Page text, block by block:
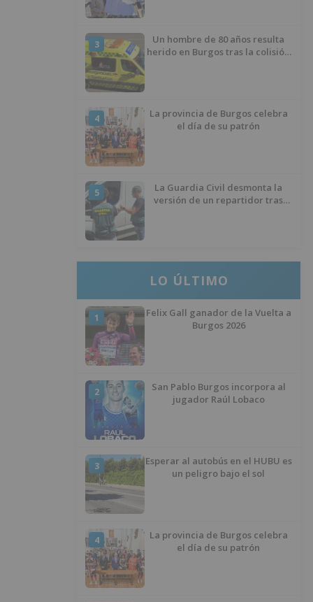
3
Un hombre de 80 años resulta
herido en Burgos tras la colisión
4
La provincia de Burgos celebra
el día de su patrón
5
La Guardia Civil desmonta la
versión de un repartidor tras
LO ÚLTIMO
1
Felix Gall ganador de la Vuelta a
Burgos 2026
2
San Pablo Burgos incorpora al
jugador Raúl Lobaco
3
Esperar al autobús en el HUBU es
un peligro bajo el sol
4
La provincia de Burgos celebra
el día de su patrón